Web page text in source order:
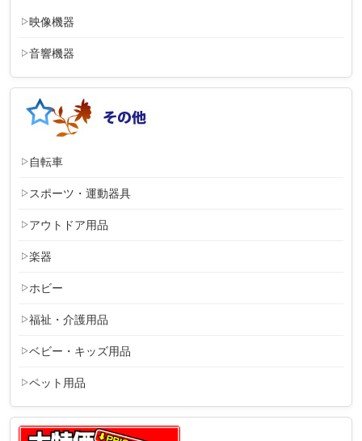
映像機器
音響機器
自転車
スポーツ・運動器具
アウトドア用品
楽器
ホビー
福祉・介護用品
ベビー・キッズ用品
ペット用品